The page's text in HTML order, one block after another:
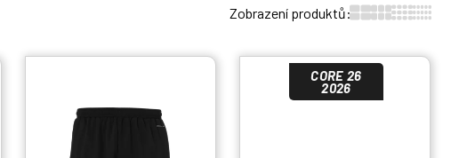
Zobrazení produktů:
CORE 26
2026